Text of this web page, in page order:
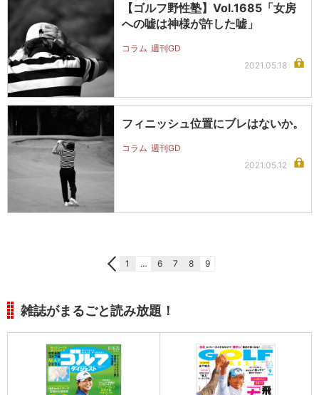
【ゴルフ野性塾】Vol.1685「女房
への嘘は神様が許した嘘」
コラム 週刊GD
2021.05.18
フィニッシュ位置にブレはないか。
コラム 週刊GD
2021.05.12
1 … 6 7 8 9
雑誌がまるごと読み放題！